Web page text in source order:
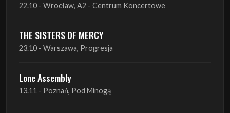
22.10 - Wrocław, A2 - Centrum Koncertowe
THE SISTERS OF MERCY
23.10 - Warszawa, Progresja
Lone Assembly
13.11 - Poznań, Pod Minogą